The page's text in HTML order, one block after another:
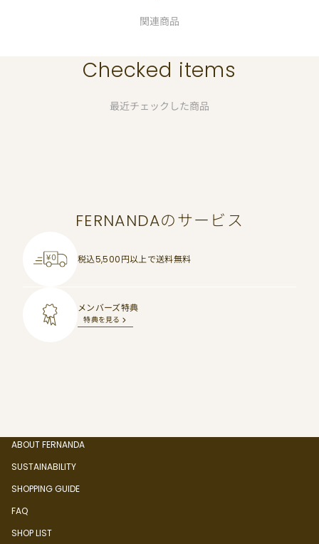
関連商品
Checked items
最近チェックした商品
FERNANDAのサービス
税込5,500円以上で送料無料
メンバーズ特典
特典を見る
ABOUT FERNANDA
SUSTAINABILITY
SHOPPING GUIDE
FAQ
SHOP LIST